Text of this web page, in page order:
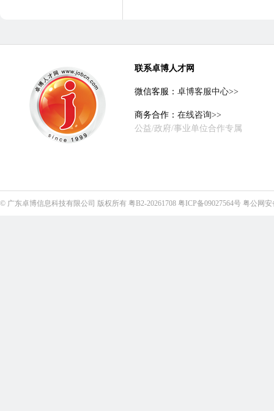
联系卓博人才网
微信客服： 卓博客服中心>>
商务合作： 在线咨询>>
公益/政府/事业单位合作专属
© 广东卓博信息科技有限公司 版权所有 粤B2-20261708 粤ICP备09027564号 粤公网安